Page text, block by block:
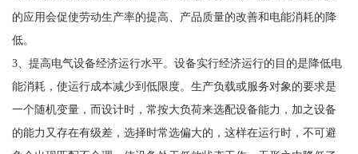
的应用会促使劳动生产率的提高、产品质量的改善和电能消耗的降
低。
3、提高电气设备经济运行水平。设备实行经济运行的目的是降低电
能消耗，使运行成本减少到低限度。生产负载或服务对象的要求是
一个随机变量，而设计时，常按大负荷来选配设备能力，加之设备
的能力又存在有级差，选择时常选偏大的，这样在运行时，不可避